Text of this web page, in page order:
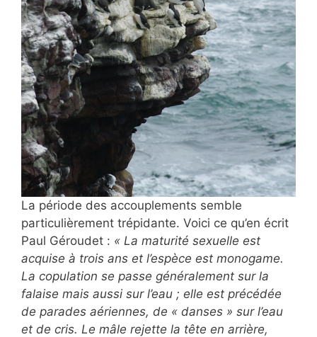
La période des accouplements semble
particulièrement trépidante. Voici ce qu’en écrit
Paul Géroudet : « La maturité sexuelle est
acquise à trois ans et l’espèce est monogame.
La copulation se passe généralement sur la
falaise mais aussi sur l’eau ; elle est précédée
de parades aériennes, de « danses » sur l’eau
et de cris. Le mâle rejette la tête en arrière,